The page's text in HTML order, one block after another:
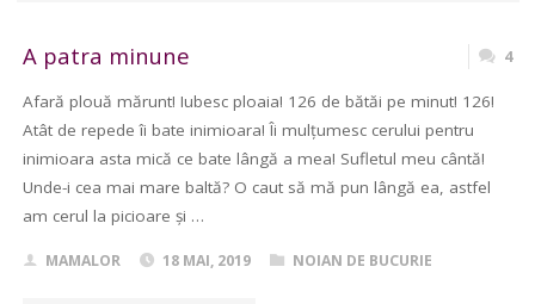
A patra minune 4
Afară plouă mărunt! Iubesc ploaia! 126 de bătăi pe minut! 126!
Atât de repede îi bate inimioara! Îi mulțumesc cerului pentru
inimioara asta mică ce bate lângă a mea! Sufletul meu cântă!
Unde-i cea mai mare baltă? O caut să mă pun lângă ea, astfel
am cerul la picioare și …
MAMALOR 18 MAI, 2019 NOIAN DE BUCURIE